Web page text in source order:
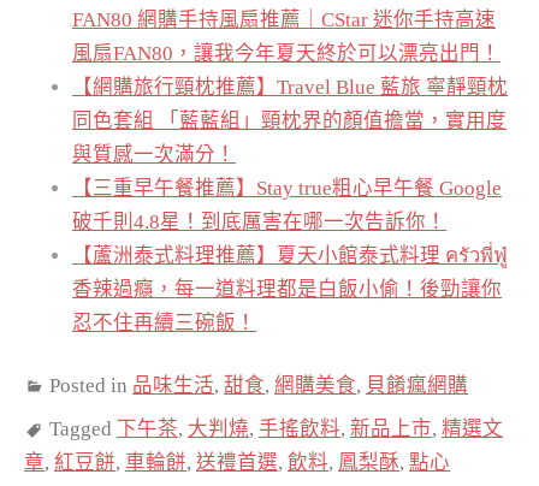
FAN80 網購手持風扇推薦｜CStar 迷你手持高速
風扇FAN80，讓我今年夏天終於可以漂亮出門！
【網購旅行頸枕推薦】Travel Blue 藍旅 寧靜頸枕
同色套組 「藍藍組」頸枕界的顏值擔當，實用度
與質感一次滿分！
【三重早午餐推薦】Stay true粗心早午餐 Google
破千則4.8星！到底厲害在哪一次告訴你！
【蘆洲泰式料理推薦】夏天小館泰式料理 ครัวพี่ฟู่
香辣過癮，每一道料理都是白飯小偷！後勁讓你
忍不住再續三碗飯！
Posted in 品味生活, 甜食, 網購美食, 貝餚瘋網購
Tagged 下午茶, 大判燒, 手搖飲料, 新品上市, 精選文
章, 紅豆餅, 車輪餅, 送禮首選, 飲料, 鳳梨酥, 點心